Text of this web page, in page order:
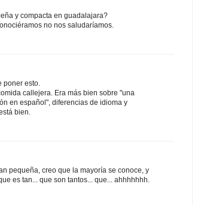
y compacta en guadalajara?
no nos saludaríamos.
poner esto.
callejera. Era más bien sobre "una
en español", diferencias de idioma y
bien.
pequeña, creo que la mayoría se conoce, y
es tan... que son tantos... que... ahhhhhhh.